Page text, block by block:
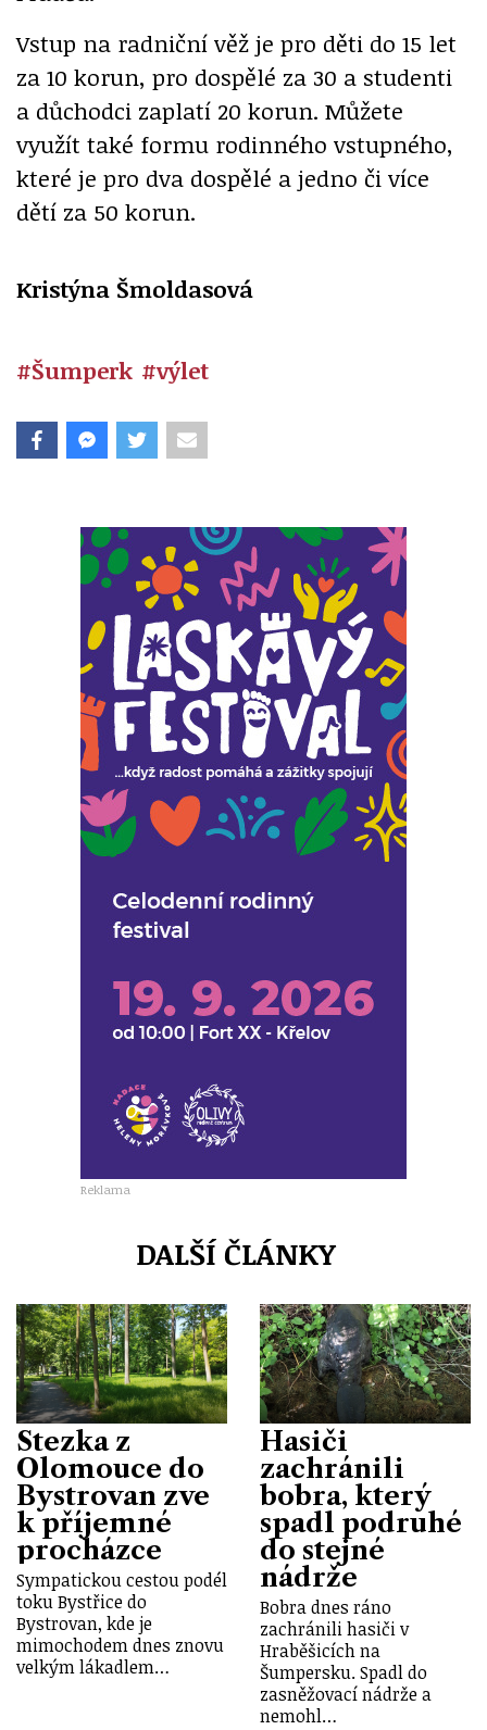
Vstup na radniční věž je pro děti do 15 let
za 10 korun, pro dospělé za 30 a studenti
a důchodci zaplatí 20 korun. Můžete
využít také formu rodinného vstupného,
které je pro dva dospělé a jedno či více
dětí za 50 korun.
Kristýna Šmoldasová
#Šumperk #výlet
Reklama
DALŠÍ ČLÁNKY
Stezka z
Olomouce do
Bystrovan zve
k příjemné
procházce
Sympatickou cestou podél
toku Bystřice do
Bystrovan, kde je
mimochodem dnes znovu
velkým lákadlem…
Hasiči
zachránili
bobra, který
spadl podruhé
do stejné
nádrže
Bobra dnes ráno
zachránili hasiči v
Hraběšicích na
Šumpersku. Spadl do
zasněžovací nádrže a
nemohl…